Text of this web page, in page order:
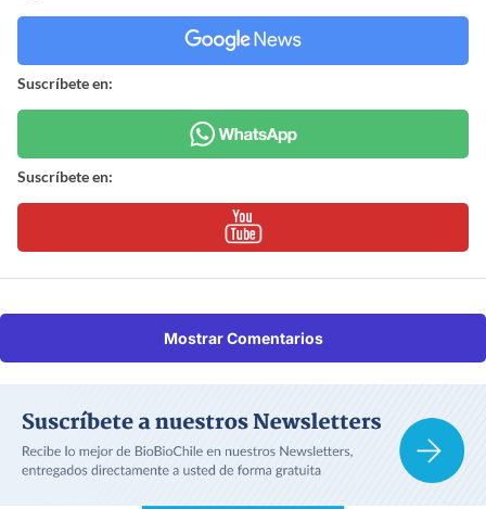
Suscríbete en:
Suscríbete en:
Mostrar Comentarios